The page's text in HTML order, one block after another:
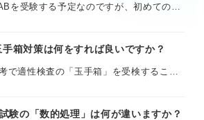
を受験する予定なのですが、初めてのテ
本人確認書類が必要」と書かれています
箱対策は何をすれば良いですか？
で適性検査の「玉手箱」を受検すること
験の「数的処理」は何が違いますか？